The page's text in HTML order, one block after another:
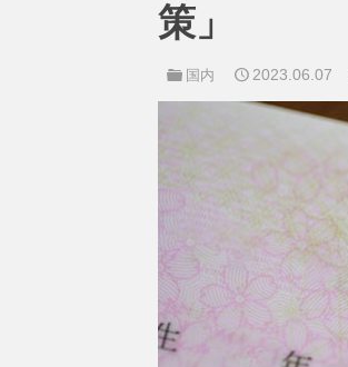
策」
国内 2023.06.07